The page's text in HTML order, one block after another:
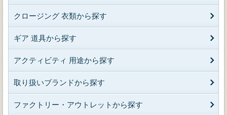
クロージング 衣類から探す
ギア 道具から探す
アクティビティ 用途から探す
取り扱いブランドから探す
ファクトリー・アウトレットから探す